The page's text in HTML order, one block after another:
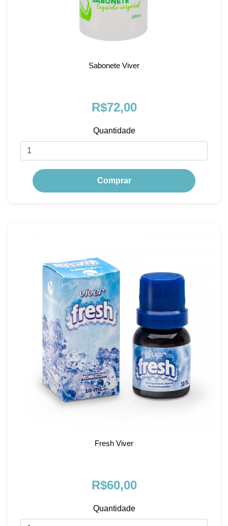
Sabonete Viver
R$72,00
Quantidade
Comprar
Fresh Viver
R$60,00
Quantidade